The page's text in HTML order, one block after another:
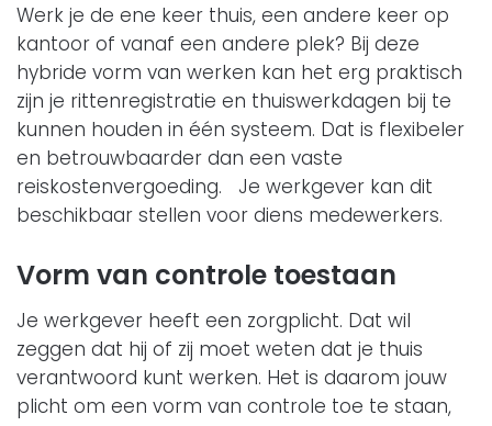
Werk je de ene keer thuis, een andere keer op
kantoor of vanaf een andere plek? Bij deze
hybride vorm van werken kan het erg praktisch
zijn je rittenregistratie en thuiswerkdagen bij te
kunnen houden in één systeem. Dat is flexibeler
en betrouwbaarder dan een vaste
reiskostenvergoeding. Je werkgever kan dit
beschikbaar stellen voor diens medewerkers.
Vorm van controle toestaan
Je werkgever heeft een zorgplicht. Dat wil
zeggen dat hij of zij moet weten dat je thuis
verantwoord kunt werken. Het is daarom jouw
plicht om een vorm van controle toe te staan,